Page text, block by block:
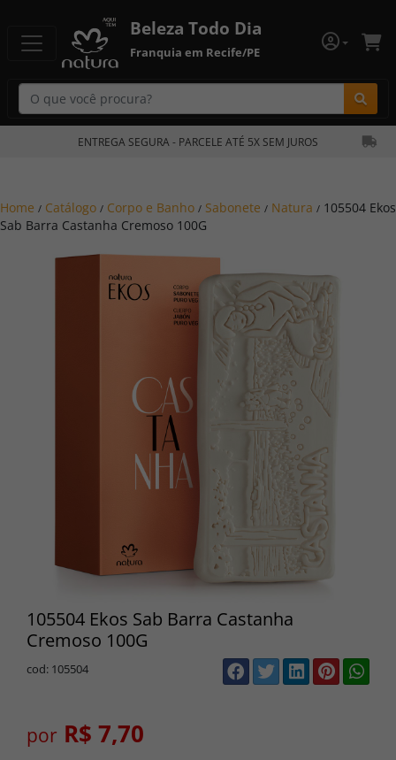
Beleza Todo Dia
Franquia em Recife/PE
ENTREGA SEGURA - PARCELE ATÉ 5X SEM JUROS
Home / Catálogo / Corpo e Banho / Sabonete / Natura / 105504 Ekos
Sab Barra Castanha Cremoso 100G
105504 Ekos Sab Barra Castanha
Cremoso 100G
cod: 105504
por R$ 7,70